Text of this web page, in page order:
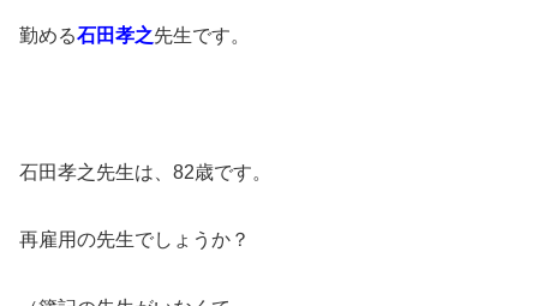
勤める石田孝之先生です。
石田孝之先生は、82歳です。
再雇用の先生でしょうか？